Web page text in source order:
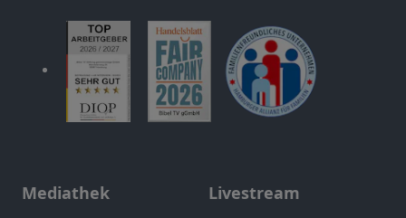
Mediathek Livestream